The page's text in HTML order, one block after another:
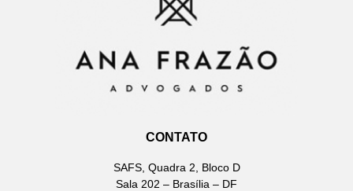
CONTATO
SAFS, Quadra 2, Bloco D
Sala 202 – Brasília – DF